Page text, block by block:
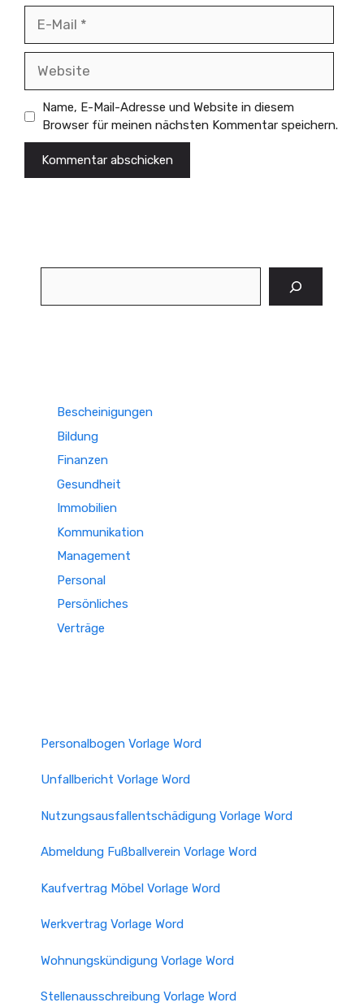
Mail
Name, E-Mail-Adresse und Website in diesem
Browser für meinen nächsten Kommentar speichern.
Bescheinigungen
Bildung
Finanzen
Gesundheit
Immobilien
Kommunikation
Management
Personal
Persönliches
Verträge
Personalbogen Vorlage Word
Unfallbericht Vorlage Word
Nutzungsausfallentschädigung Vorlage Word
Abmeldung Fußballverein Vorlage Word
Kaufvertrag Möbel Vorlage Word
Werkvertrag Vorlage Word
Wohnungskündigung Vorlage Word
Stellenausschreibung Vorlage Word